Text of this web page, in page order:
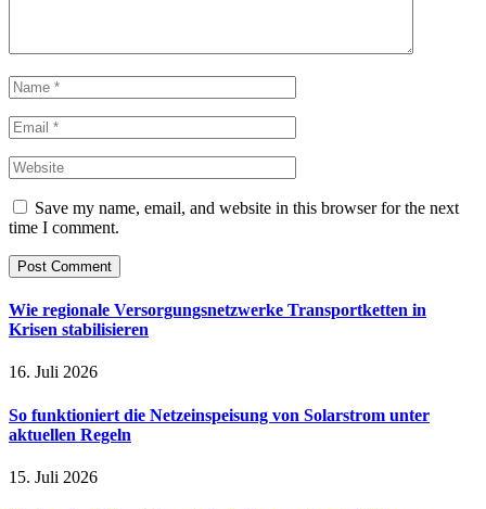
Save my name, email, and website in this browser for the next
time I comment.
Wie regionale Versorgungsnetzwerke Transportketten in
Krisen stabilisieren
16. Juli 2026
So funktioniert die Netzeinspeisung von Solarstrom unter
aktuellen Regeln
15. Juli 2026